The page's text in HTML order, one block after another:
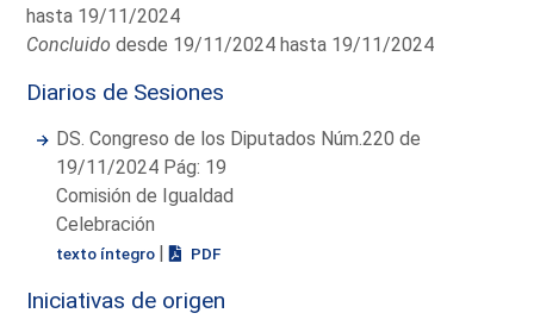
hasta 19/11/2024
Concluido desde 19/11/2024 hasta 19/11/2024
Diarios de Sesiones
DS. Congreso de los Diputados Núm.220 de
19/11/2024 Pág: 19
Comisión de Igualdad
Celebración
texto íntegro | PDF
Iniciativas de origen